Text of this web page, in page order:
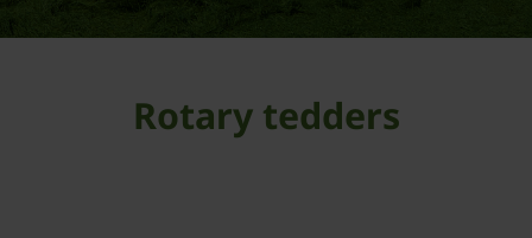
Rotary tedders